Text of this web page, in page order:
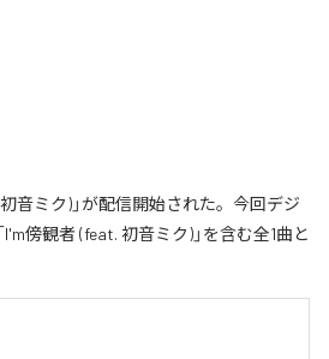
音ミク)」が配信開始された。今回デジ
傍観者 (feat. 初音ミク)」を含む全1曲と